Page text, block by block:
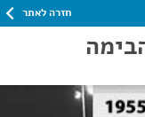
חזרה לאתר